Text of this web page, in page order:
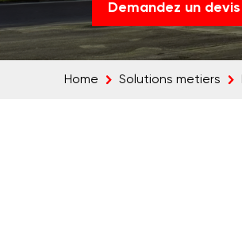
Demandez un devis
Home Solutions metiers